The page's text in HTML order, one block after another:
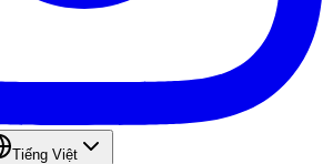
Tiếng Việt